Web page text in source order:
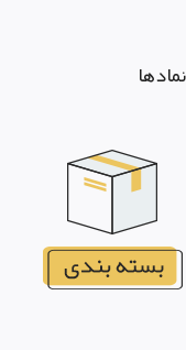
نمادها